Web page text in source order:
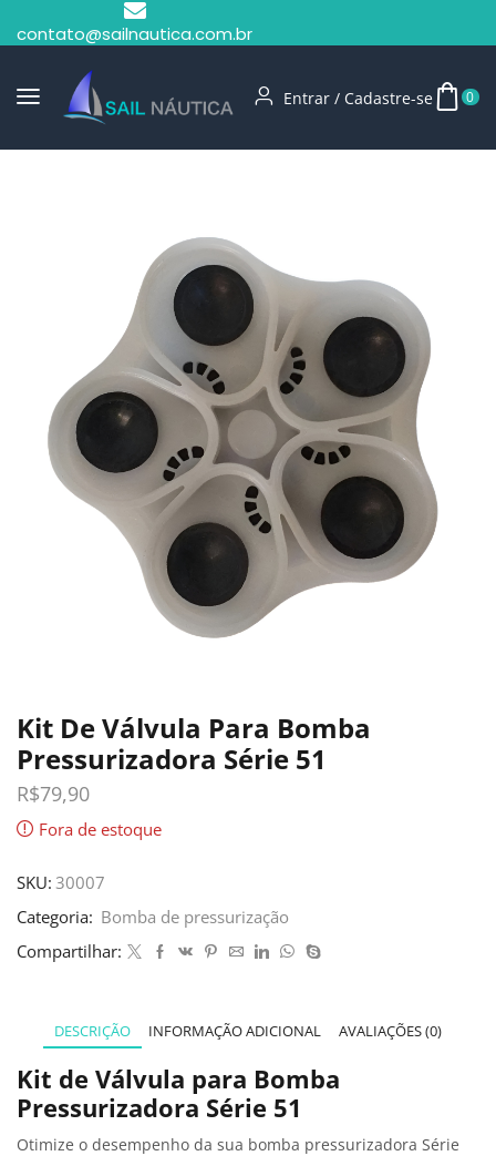
contato@sailnautica.com.br
Entrar / Cadastre-se 0
Kit De Válvula Para Bomba
Pressurizadora Série 51
R$79,90
Fora de estoque
SKU: 30007
Categoria: Bomba de pressurização
Compartilhar:
DESCRIÇÃO INFORMAÇÃO ADICIONAL AVALIAÇÕES (0)
Kit de Válvula para Bomba
Pressurizadora Série 51
Otimize o desempenho da sua bomba pressurizadora Série